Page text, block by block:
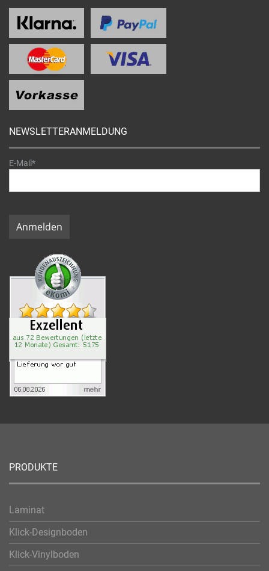
NEWSLETTERANMELDUNG
E-Mail*
Anmelden
PRODUKTE
Laminat
Klick-Designboden
Klick-Vinylboden